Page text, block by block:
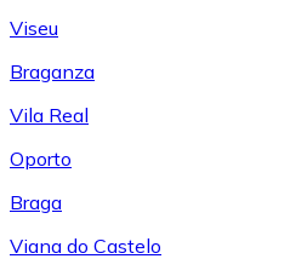
Viseu
Braganza
Vila Real
Oporto
Braga
Viana do Castelo